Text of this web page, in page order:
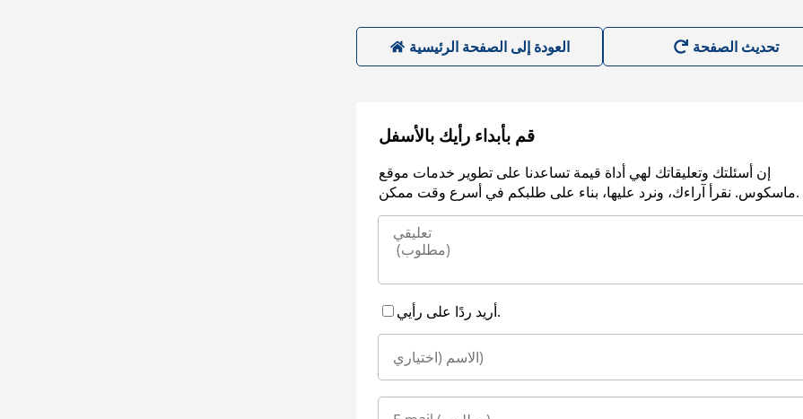
العودة إلى الصفحة الرئيسية
قم بأبداء رأيك بالأسفل
إن أسئلتك وتعليقاتك لهي أداة قيمة تساعدنا على تطوير خدمات موقع
ماسكوس. نقرأ آراءك، ونرد عليها، بناء على طلبكم في أسرع وقت ممكن.
أريد ردًا على رأيي.